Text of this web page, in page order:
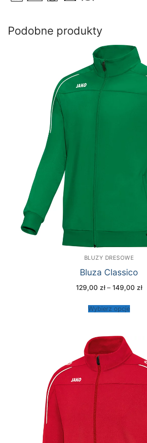
Podobne produkty
BLUZY DRESOWE
Bluza Classico
129,00 zł – 149,00 zł
Wybierz opcje